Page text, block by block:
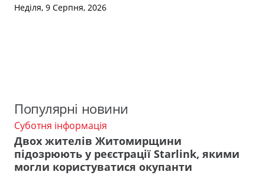
Неділя, 9 Серпня, 2026
Популярні новини
Суботня інформація
Двох жителів Житомирщини
підозрюють у реєстрації Starlink, якими
могли користуватися окупанти